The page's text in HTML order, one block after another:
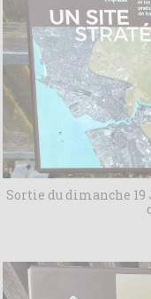
Sortie du dimanche